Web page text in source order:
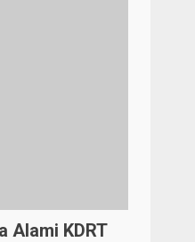
Alami KDRT